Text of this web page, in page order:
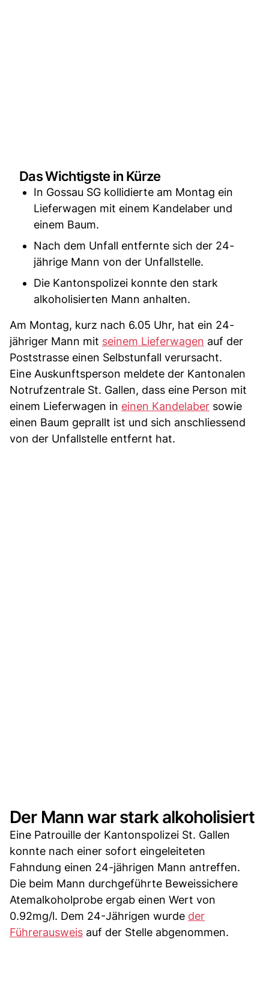
Das Wichtigste in Kürze
In Gossau SG kollidierte am Montag ein
Lieferwagen mit einem Kandelaber und
einem Baum.
Nach dem Unfall entfernte sich der 24-
jährige Mann von der Unfallstelle.
Die Kantonspolizei konnte den stark
alkoholisierten Mann anhalten.
Am Montag, kurz nach 6.05 Uhr, hat ein 24-
jähriger Mann mit seinem Lieferwagen auf der
Poststrasse einen Selbstunfall verursacht.
Eine Auskunftsperson meldete der Kantonalen
Notrufzentrale St. Gallen, dass eine Person mit
einem Lieferwagen in einen Kandelaber sowie
einen Baum geprallt ist und sich anschliessend
von der Unfallstelle entfernt hat.
Der Mann war stark alkoholisiert
Eine Patrouille der Kantonspolizei St. Gallen
konnte nach einer sofort eingeleiteten
Fahndung einen 24-jährigen Mann antreffen.
Die beim Mann durchgeführte Beweissichere
Atemalkoholprobe ergab einen Wert von
0.92mg/l. Dem 24-Jährigen wurde der
Führerausweis auf der Stelle abgenommen.